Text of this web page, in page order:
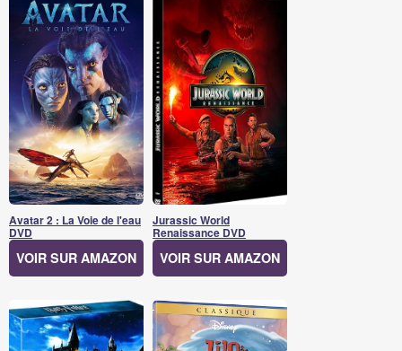
Avatar 2 : La Voie de l'eau
DVD
VOIR SUR AMAZON
Jurassic World
Renaissance DVD
VOIR SUR AMAZON